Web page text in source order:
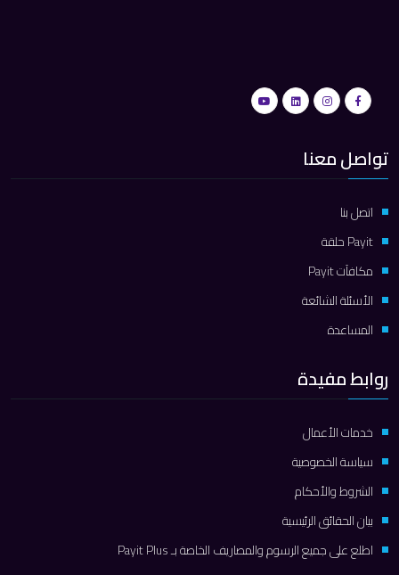
تواصل معنا
اتصل بنا
Payit حلقة
مكافآت Payit
الأسئلة الشائعة
المساعدة
روابط مفيدة
خدمات الأعمال
سياسة الخصوصية
الشروط والأحكام
بيان الحقائق الرئيسية
اطلع على جميع الرسوم والمصاريف الخاصة بـ Payit Plus